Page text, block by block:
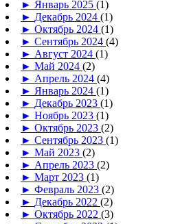
► Январь 2025 (1)
► Декабрь 2024 (1)
► Октябрь 2024 (1)
► Сентябрь 2024 (4)
► Август 2024 (1)
► Май 2024 (2)
► Апрель 2024 (4)
► Январь 2024 (1)
► Декабрь 2023 (1)
► Ноябрь 2023 (1)
► Октябрь 2023 (2)
► Сентябрь 2023 (1)
► Май 2023 (2)
► Апрель 2023 (2)
► Март 2023 (1)
► Февраль 2023 (2)
► Декабрь 2022 (2)
► Октябрь 2022 (3)